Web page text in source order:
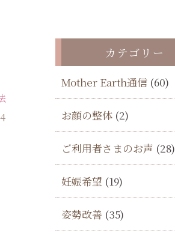
カテゴリー
Mother Earth通信 (60)
お顔の整体 (2)
ご利用者さまのお声 (28)
妊娠希望 (19)
姿勢改善 (35)